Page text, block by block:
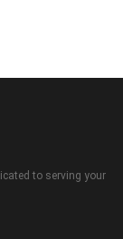
to serving your